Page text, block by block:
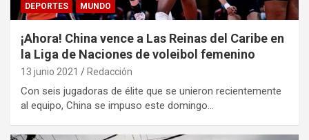
DEPORTES MUNDO
¡Ahora! China vence a Las Reinas del Caribe en
la Liga de Naciones de voleibol femenino
13 junio 2021 Redacción
Con seis jugadoras de élite que se unieron recientemente
al equipo, China se impuso este domingo…